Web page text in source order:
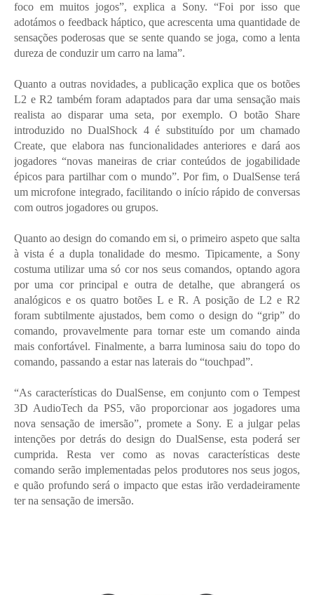
foco em muitos jogos”, explica a Sony. “Foi por isso que
adotámos o feedback háptico, que acrescenta uma quantidade de
sensações poderosas que se sente quando se joga, como a lenta
dureza de conduzir um carro na lama”.
Quanto a outras novidades, a publicação explica que os botões
L2 e R2 também foram adaptados para dar uma sensação mais
realista ao disparar uma seta, por exemplo. O botão Share
introduzido no DualShock 4 é substituído por um chamado
Create, que elabora nas funcionalidades anteriores e dará aos
jogadores “novas maneiras de criar conteúdos de jogabilidade
épicos para partilhar com o mundo”. Por fim, o DualSense terá
um microfone integrado, facilitando o início rápido de conversas
com outros jogadores ou grupos.
Quanto ao design do comando em si, o primeiro aspeto que salta
à vista é a dupla tonalidade do mesmo. Tipicamente, a Sony
costuma utilizar uma só cor nos seus comandos, optando agora
por uma cor principal e outra de detalhe, que abrangerá os
analógicos e os quatro botões L e R. A posição de L2 e R2
foram subtilmente ajustados, bem como o design do “grip” do
comando, provavelmente para tornar este um comando ainda
mais confortável. Finalmente, a barra luminosa saiu do topo do
comando, passando a estar nas laterais do “touchpad”.
“As características do DualSense, em conjunto com o Tempest
3D AudioTech da PS5, vão proporcionar aos jogadores uma
nova sensação de imersão”, promete a Sony. E a julgar pelas
intenções por detrás do design do DualSense, esta poderá ser
cumprida. Resta ver como as novas características deste
comando serão implementadas pelos produtores nos seus jogos,
e quão profundo será o impacto que estas irão verdadeiramente
ter na sensação de imersão.